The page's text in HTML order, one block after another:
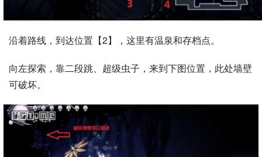
沿着路线，到达位置【2】，这里有温泉和存档点。
向左探索，靠二段跳、超级虫子，来到下图位置，此处墙壁
可破坏。